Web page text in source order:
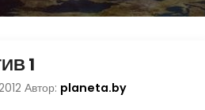
1
Автор: planeta.by